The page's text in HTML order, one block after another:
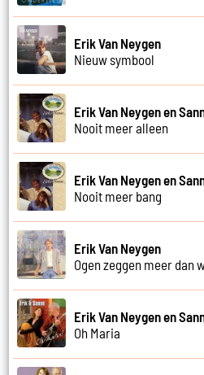
Erik Van Neygen
Nieuw symbool
Erik Van Neygen en
Nooit meer alleen
Erik Van Neygen en
Nooit meer bang
Erik Van Neygen
Ogen zeggen meer dan
Erik Van Neygen en
Oh Maria